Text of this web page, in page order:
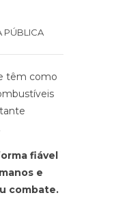
PÚBLICA
têm como
fiável
e
combate.